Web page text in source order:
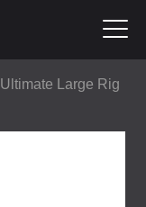
Ultimate Large Rig